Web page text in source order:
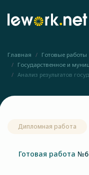
Главная Готовые работы
Государственное и
Анализ результатов
Дипломная работа
Готовая работа